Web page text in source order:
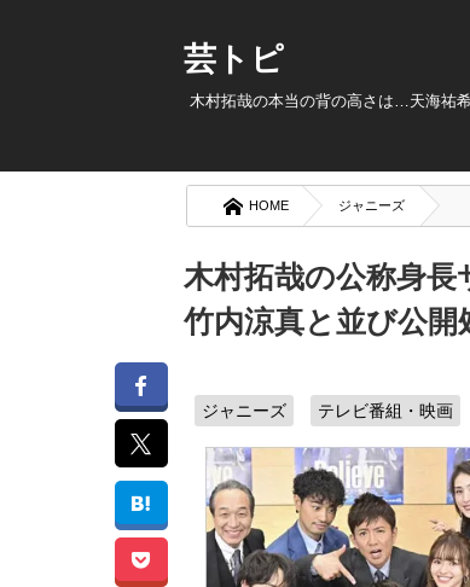
芸トピ
木村拓哉の本当の背の高さは…天海祐
HOME ジャニーズ
木村拓哉の公称身
竹内涼真と並び公
ジャニーズ テレビ番組・映画